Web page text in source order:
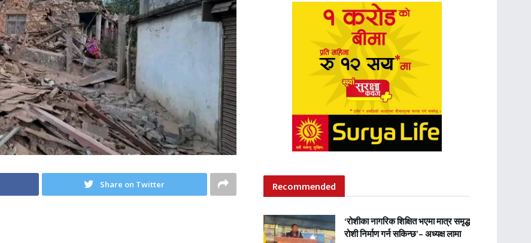
Share on Twitter Recommended
‘रोशीका नागरिक शिक्षित भएमा मात्र समृद्ध
रोशी निर्माण गर्न सकिन्छ’– अध्यक्ष लामा